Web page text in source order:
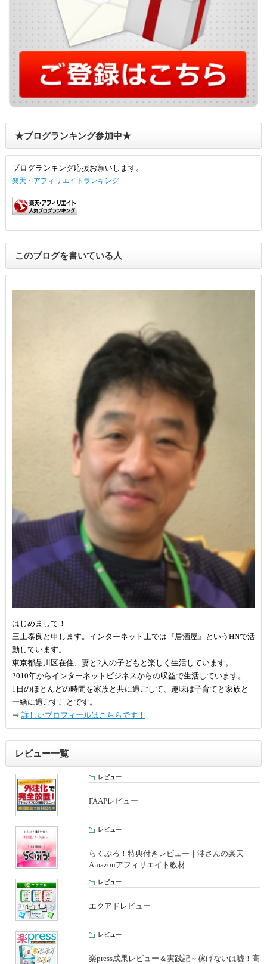
★ブログランキング参加中★
ブログランキング応援お願いします。
楽天・アフィリエイトランキング
このブログを書いている人
はじめまして！
三上泰良と申します。インターネット上では『居酒屋』というHNで活
動しています。
東京都品川区在住、妻と2人の子どもと楽しく生活しています。
2010年からインターネットビジネスからの収益で生活しています。
1日のほとんどの時間を家族と共に過ごして、趣味は子育てと家族と
一緒に過ごすことです。
⇒ 詳しいプロフィールはこちらです！
レビュー一覧
レビュー
FAAPレビュー
レビュー
らくぶろ！特典付きレビュー｜澪さんの楽天
Amazonアフィリエイト教材
レビュー
エクアドレビュー
レビュー
楽press成果レビュー＆実践記～稼げないは嘘！高